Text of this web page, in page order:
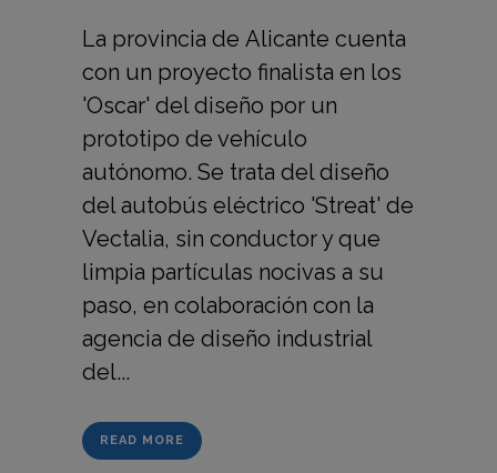
La provincia de Alicante cuenta
con un proyecto finalista en los
'Oscar' del diseño por un
prototipo de vehículo
autónomo. Se trata del diseño
del autobús eléctrico 'Streat' de
Vectalia, sin conductor y que
limpia partículas nocivas a su
paso, en colaboración con la
agencia de diseño industrial
del...
READ MORE